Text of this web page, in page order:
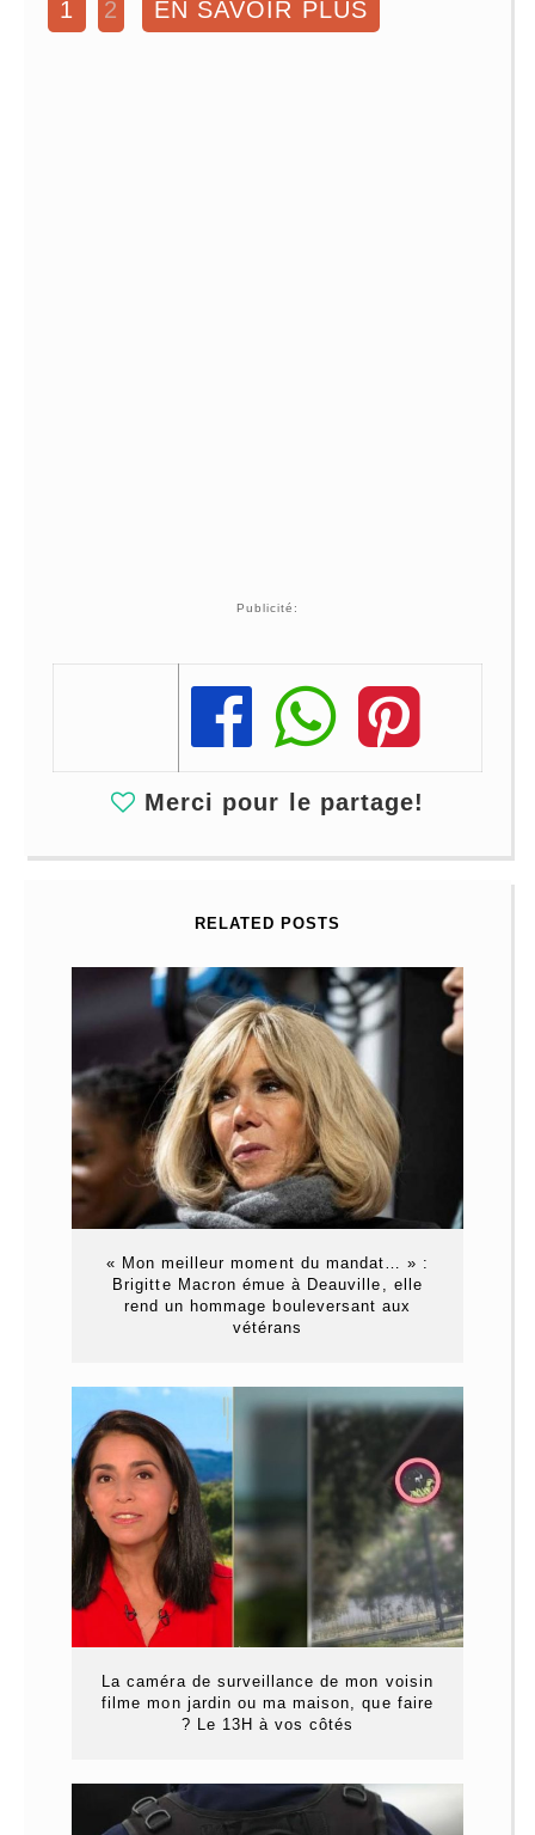
1 2 EN SAVOIR PLUS
Publicité:
Share
Share
Share
Merci pour le partage!
RELATED POSTS
« Mon meilleur moment du mandat… » :
Brigitte Macron émue à Deauville, elle
rend un hommage bouleversant aux
vétérans
La caméra de surveillance de mon voisin
filme mon jardin ou ma maison, que faire
? Le 13H à vos côtés